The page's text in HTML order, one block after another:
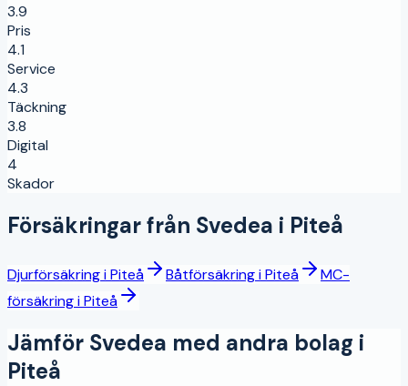
3.9
Pris
4.1
Service
4.3
Täckning
3.8
Digital
4
Skador
Försäkringar från Svedea i Piteå
DjurförsäkringiPiteå BåtförsäkringiPiteå
MC-
försäkringiPiteå
Jämför Svedea med andra bolag i
Piteå